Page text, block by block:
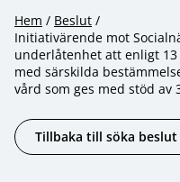
Hem
Beslut
Initiativärende mot
underlåtenhet att enligt 13
med särskilda
vård som ges med stöd av
Tillbaka till söka beslut